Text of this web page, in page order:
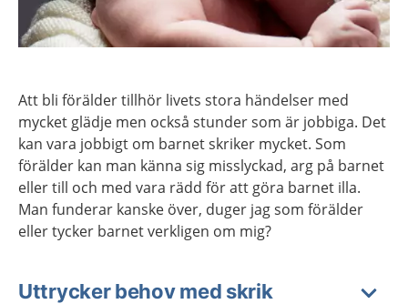
Att bli förälder tillhör livets stora händelser med
mycket glädje men också stunder som är jobbiga. Det
kan vara jobbigt om barnet skriker mycket. Som
förälder kan man känna sig misslyckad, arg på barnet
eller till och med vara rädd för att göra barnet illa.
Man funderar kanske över, duger jag som förälder
eller tycker barnet verkligen om mig?
Uttrycker behov med skrik